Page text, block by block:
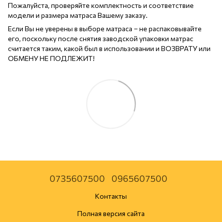
Пожалуйста, проверяйте комплектность и соответствие
модели и размера матраса Вашему заказу.
Если Вы не уверены в выборе матраса – не распаковывайте
его, поскольку после снятия заводской упаковки матрас
считается таким, какой был в использовании и ВОЗВРАТУ или
ОБМЕНУ НЕ ПОДЛЕЖИТ!
0735607500 0965607500
Контакты
Полная версия сайта